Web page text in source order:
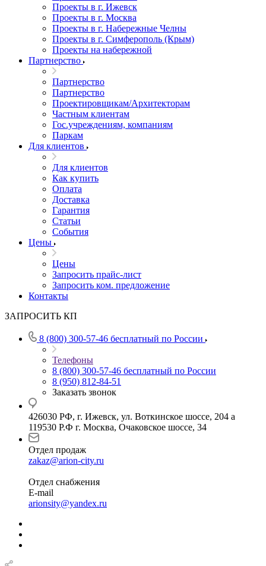
Проекты в г. Ижевск
Проекты в г. Москва
Проекты в г. Набережные Челны
Проекты в г. Симферополь (Крым)
Проекты на набережной
Партнерство
Партнерство
Партнерство
Проектировщикам/Архитекторам
Частным клиентам
Гос.учреждениям, компаниям
Паркам
Для клиентов
Для клиентов
Как купить
Оплата
Доставка
Гарантия
Статьи
События
Цены
Цены
Запросить прайс-лист
Запросить ком. предложение
Контакты
ЗАПРОСИТЬ КП
8 (800) 300-57-46 бесплатный по России
Телефоны
8 (800) 300-57-46 бесплатный по России
8 (950) 812-84-51
Заказать звонок
426030 РФ, г. Ижевск, ул. Воткинское шоссе, 204 а
119530 Р.Ф г. Москва, Очаковское шоссе, 34
Отдел продаж
zakaz@arion-city.ru
Отдел снабжения
E-mail
arionsity@yandex.ru